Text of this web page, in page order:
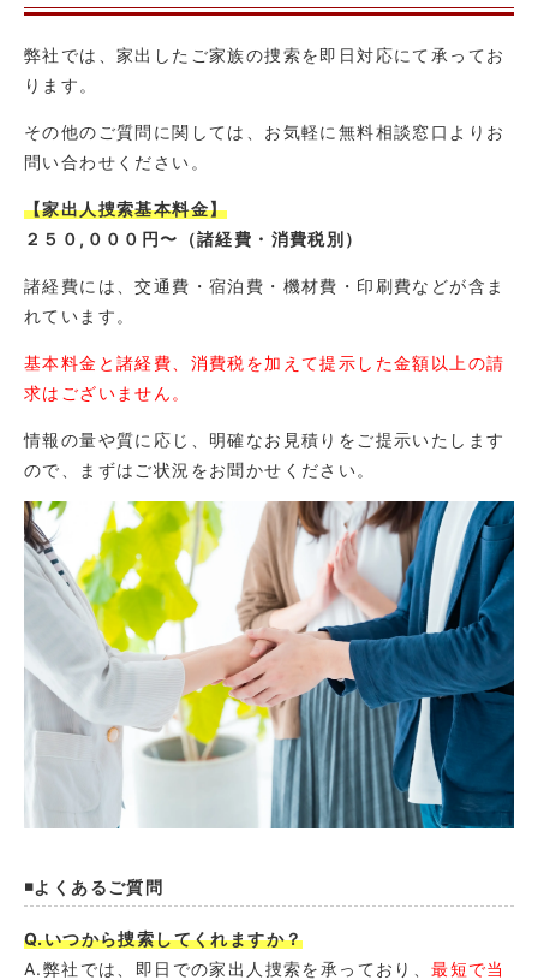
弊社では、家出したご家族の捜索を即日対応にて承ってお
ります。
その他のご質問に関しては、お気軽に無料相談窓口よりお
問い合わせください。
【家出人捜索基本料金】
２５０,０００円〜（諸経費・消費税別）
諸経費には、交通費・宿泊費・機材費・印刷費などが含ま
れています。
基本料金と諸経費、消費税を加えて提示した金額以上の請
求はございません。
情報の量や質に応じ、明確なお見積りをご提示いたします
ので、まずはご状況をお聞かせください。
◾️よくあるご質問
Q.いつから捜索してくれますか？
A.弊社では、即日での家出人捜索を承っており、最短で当